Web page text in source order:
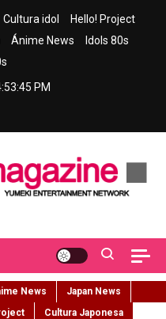
Cultura idol
Hello! Project
Ánime News
Idols 80s
PM
News
Japan News
Cultura Japonesa